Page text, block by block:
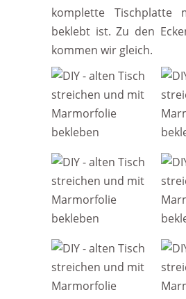
komplette Tischplatte
beklebt ist. Zu den
kommen wir gleich.